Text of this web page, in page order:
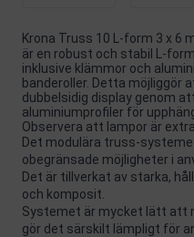
Krona Truss 10 L-form 3 x 6
är en robust och stabil L-
inklusive klämmor och
banderoller. Detta möjliggör
dubbelsidig display genom
aluminiumprofiler för
Observera att lampor är
Det modulära truss-
obegränsade möjligheter i
Det är tillverkat av starka,
och komposit.
Systemet är mycket lätt att
gör det särskilt lämpligt för